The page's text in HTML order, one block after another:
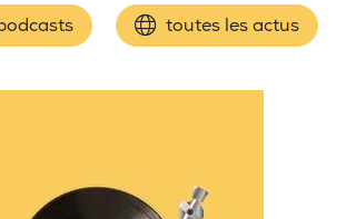
toutes les actus